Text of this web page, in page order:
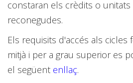
constaran els crèdits o unitats
reconegudes.
Els requisits d'accés als cicles
mitjà i per a grau superior es
el següent enllaç.